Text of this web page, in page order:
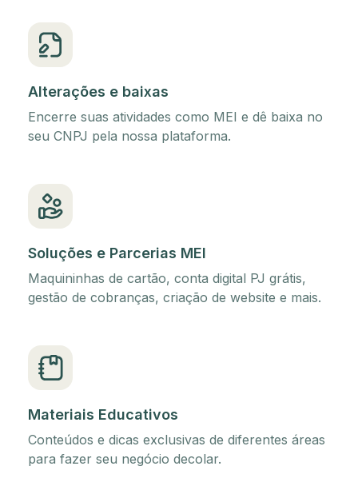
Alterações e baixas
Encerre suas atividades como MEI e dê baixa no
seu CNPJ pela nossa plataforma.
Soluções e Parcerias MEI
Maquininhas de cartão, conta digital PJ grátis,
gestão de cobranças, criação de website e mais.
Materiais Educativos
Conteúdos e dicas exclusivas de diferentes áreas
para fazer seu negócio decolar.